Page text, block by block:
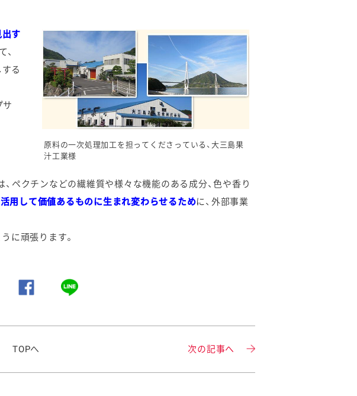
原料の一次処理加工を担ってくださっている、大三島果
汁工業様
す
、
る
サ
、ペクチンなどの繊維質や様々な機能のある成分、色や香り
用して価値あるものに生まれ変わらせるために、外部事業
に頑張ります。
TOPへ 次の記事へ